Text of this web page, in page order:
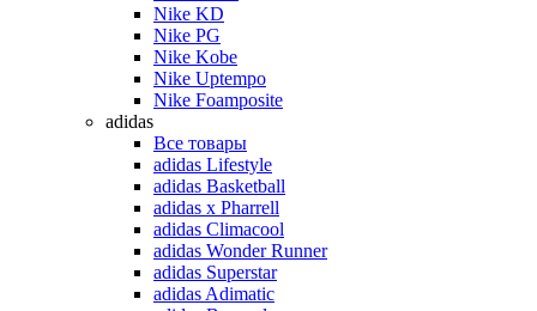
Nike KD
Nike PG
Nike Kobe
Nike Uptempo
Nike Foamposite
adidas
Все товары
adidas Lifestyle
adidas Basketball
adidas x Pharrell
adidas Climacool
adidas Wonder Runner
adidas Superstar
adidas Adimatic